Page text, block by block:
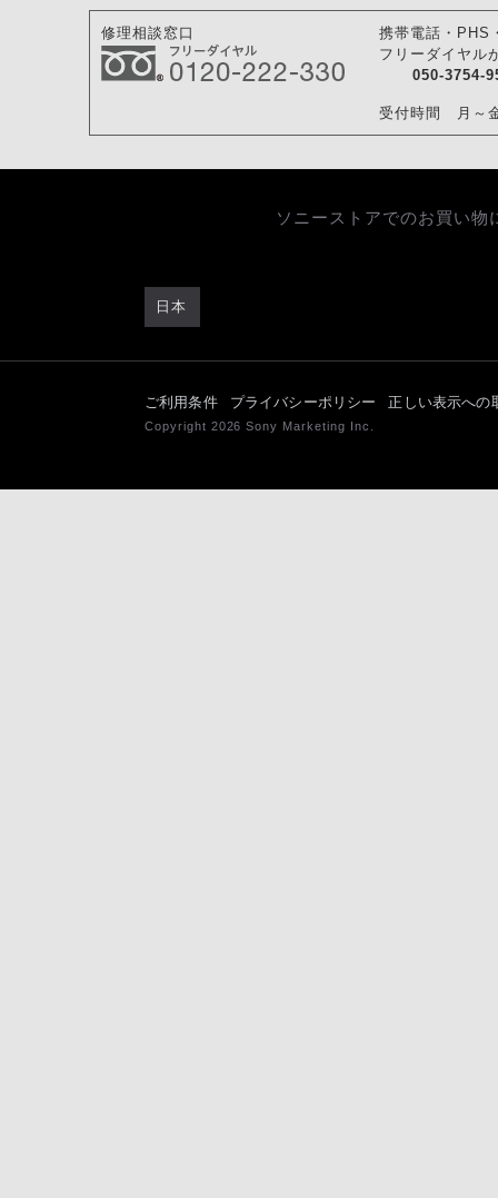
修理相談窓口
携帯電話・PHS
フリーダイヤル
050-3754-
受付時間 月～
ソニーストアでのお買い物
日本
ご利用条件 プライバシーポリシー 正しい表示への
Copyright 2026 Sony Marketing Inc.